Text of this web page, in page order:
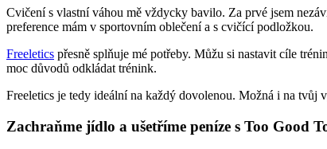
Cvičení s vlastní váhou mě vždycky bavilo. Za prvé jsem
preference mám v sportovním oblečení a s cvičící podložkou.
Freeletics přesně splňuje mé potřeby. Můžu si nastavit cíle
moc důvodů odkládat trénink.
Freeletics je tedy ideální na každý dovolenou. Možná i na tvůj
Zachraňme jídlo a ušetříme peníze s Too Good